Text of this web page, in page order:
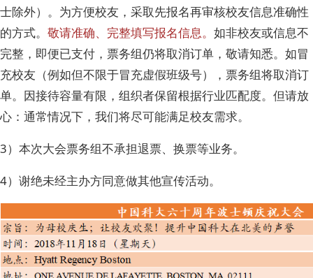
士除外）。为方便校友，采取先报名再审核校友信息准确性
的方式。 敬请准确、完整填写报名信息。 如非校友或信息不
完整，即便已支付，票务组仍将取消订单，敬请知悉。如冒
充校友（例如但不限于冒充虚假班级号），票务组将取消订
单。因接待容量有限，组织者保留根据行业匹配度。但请放
心：通常情况下，我们将尽可能满足校友需求。
3）本次大会票务组不承担退票、换票等业务。
4）谢绝未经主办方同意做其他宣传活动。